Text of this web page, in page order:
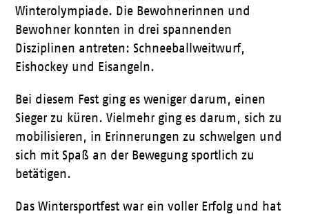
Winterolympiade. Die Bewohnerinnen und
Bewohner konnten in drei spannenden
Disziplinen antreten: Schneeballweitwurf,
Eishockey und Eisangeln.
Bei diesem Fest ging es weniger darum, einen
Sieger zu küren. Vielmehr ging es darum, sich zu
mobilisieren, in Erinnerungen zu schwelgen und
sich mit Spaß an der Bewegung sportlich zu
betätigen.
Das Wintersportfest war ein voller Erfolg und hat